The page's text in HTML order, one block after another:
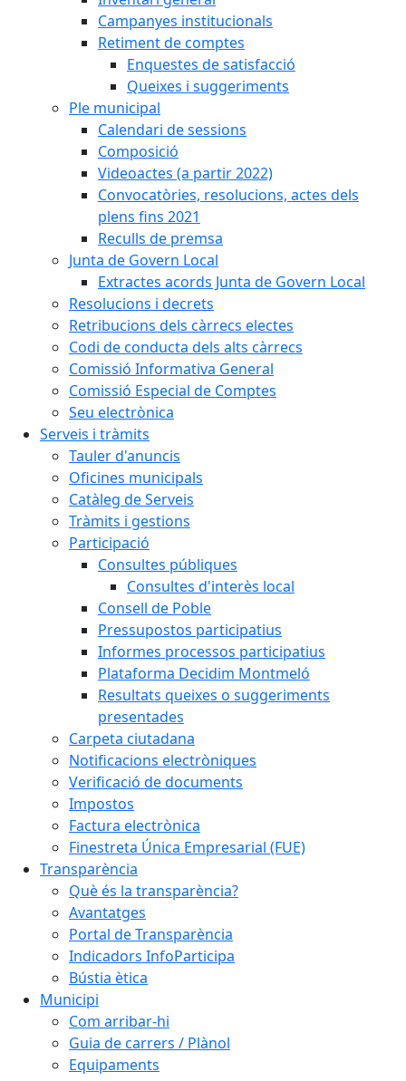
Campanyes institucionals
Retiment de comptes
Enquestes de satisfacció
Queixes i suggeriments
Ple municipal
Calendari de sessions
Composició
Videoactes (a partir 2022)
Convocatòries, resolucions, actes dels
plens fins 2021
Reculls de premsa
Junta de Govern Local
Extractes acords Junta de Govern Local
Resolucions i decrets
Retribucions dels càrrecs electes
Codi de conducta dels alts càrrecs
Comissió Informativa General
Comissió Especial de Comptes
Seu electrònica
Serveis i tràmits
Tauler d'anuncis
Oficines municipals
Catàleg de Serveis
Tràmits i gestions
Participació
Consultes públiques
Consultes d'interès local
Consell de Poble
Pressupostos participatius
Informes processos participatius
Plataforma Decidim Montmeló
Resultats queixes o suggeriments
presentades
Carpeta ciutadana
Notificacions electròniques
Verificació de documents
Impostos
Factura electrònica
Finestreta Única Empresarial (FUE)
Transparència
Què és la transparència?
Avantatges
Portal de Transparència
Indicadors InfoParticipa
Bústia ètica
Municipi
Com arribar-hi
Guia de carrers / Plànol
Equipaments